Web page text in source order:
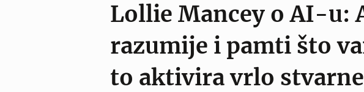
Lollie Mancey o AI-u:
razumije i pamti što
to aktivira vrlo stvarne